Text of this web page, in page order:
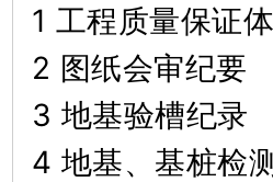
1 工程质量保证
2 图纸会审纪要
3 地基验槽纪录
4 地基、基桩检